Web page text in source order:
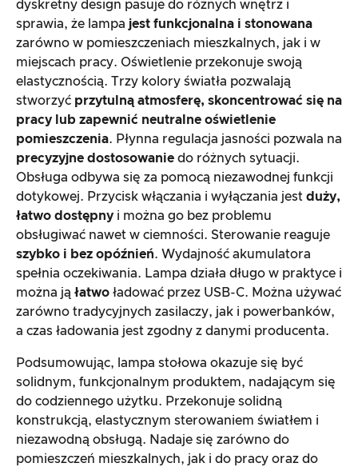
dyskretny design pasuje do różnych wnętrz i
sprawia, że lampa jest funkcjonalna i stonowana
zarówno w pomieszczeniach mieszkalnych, jak i w
miejscach pracy. Oświetlenie przekonuje swoją
elastycznością. Trzy kolory światła pozwalają
stworzyć przytulną atmosferę, skoncentrować się na
pracy lub zapewnić neutralne oświetlenie
pomieszczenia. Płynna regulacja jasności pozwala na
precyzyjne dostosowanie do różnych sytuacji.
Obsługa odbywa się za pomocą niezawodnej funkcji
dotykowej. Przycisk włączania i wyłączania jest duży,
łatwo dostępny i można go bez problemu
obsługiwać nawet w ciemności. Sterowanie reaguje
szybko i bez opóźnień. Wydajność akumulatora
spełnia oczekiwania. Lampa działa długo w praktyce i
można ją łatwo ładować przez USB-C. Można używać
zarówno tradycyjnych zasilaczy, jak i powerbanków,
a czas ładowania jest zgodny z danymi producenta.
Podsumowując, lampa stołowa okazuje się być
solidnym, funkcjonalnym produktem, nadającym się
do codziennego użytku. Przekonuje solidną
konstrukcją, elastycznym sterowaniem światłem i
niezawodną obsługą. Nadaje się zarówno do
pomieszczeń mieszkalnych, jak i do pracy oraz do